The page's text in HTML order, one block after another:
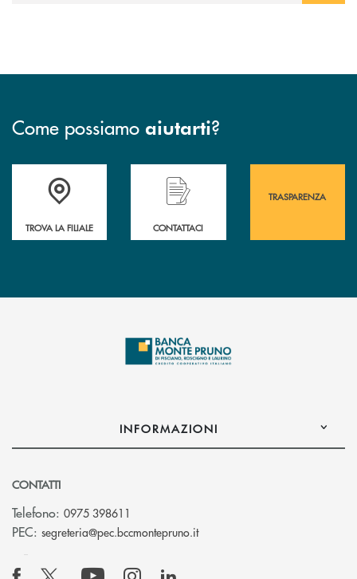
Come possiamo aiutarti?
Accedi all' elenco completo&nbsp; delle&nbsp; filiali&nbsp; di Banca
TROVA LA FILIALE
Hai bisogno di assistenza immediata?
CONTATTACI
TRASPARENZA
INFORMAZIONI
CONTATTI
Telefono: 0975 398611
PEC: segreteria@pec.bccmontepruno.it(si apre l’app di posta